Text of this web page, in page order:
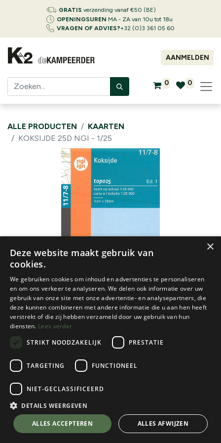
GRATIS verzending vanaf €50 (BE)
OPENINGSUREN MA - ZA van 10u tot 18u
VRAGEN OF ADVIES?+32 (0)3 361 05 60
AANMELDEN
0 0
ALLE PRODUCTEN
KAARTEN
KOKSIJDE 25D NGI - 1/25
NGI
Koksijde 25d ngi - 1/25
€8,50
💬 Stel je vraag over dit product via WhatsApp
×
Deze website maakt gebruik van
cookies.
We gebruiken cookies om inhoud en advertenties te personaliseren
en om ons verkeer te analyseren. We delen ook informatie over uw
gebruik van onze site met onze advertentie- en analysepartners, die
deze kunnen combineren met andere informatie die u aan hen heeft
verstrekt of die zij hebben verzameld door uw gebruik van hun
diensten. Lees verder
STRIKT NOODZAKELIJK
PRESTATIE
TARGETING FUNCTIONEEL
NIET-GECLASSIFICEERD
DETAILS WEERGEVEN
ALLES ACCEPTEREN ALLES AFWIJZEN